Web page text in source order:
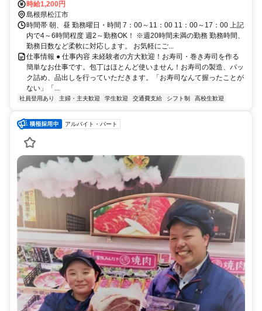
時給1,200円
島根県松江市
時間帯 朝、昼 勤務曜日・時間 7：00～11：00 11：00～17：00 上記
内で4～6時間程度 週2～勤務OK！ ※週20時間未満の勤務 勤務時間、
勤務日数など柔軟に対応します。 お気軽にご...
仕事情報 ● 仕事内容 未経験者の方大歓迎！お寿司・巻き寿司を作る
簡単なお仕事です。包丁はほとんど使いません！お寿司の製造、パッ
ク詰め、品出しを行っていただきます。「お寿司なんて握ったことが
ない」「...
社員登用あり 主婦・主夫歓迎 学生歓迎 交通費支給 シフト制 高校生歓迎
アルバイト・パート